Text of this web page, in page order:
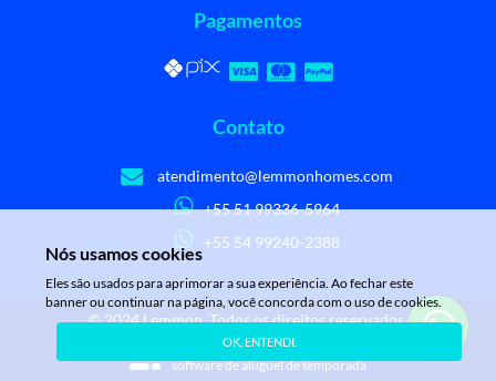
Pagamentos
Contato
atendimento@lemmonhomes.com
+55 51 99336-5964
+55 54 99240-2388
© 2024 Lemmon. Todos os direitos reservados.
powered by stays.net
software de aluguel de temporada
Nós usamos cookies
Eles são usados para aprimorar a sua experiência. Ao fechar este
banner ou continuar na página, você concorda com o uso de cookies.
OK, ENTENDI.